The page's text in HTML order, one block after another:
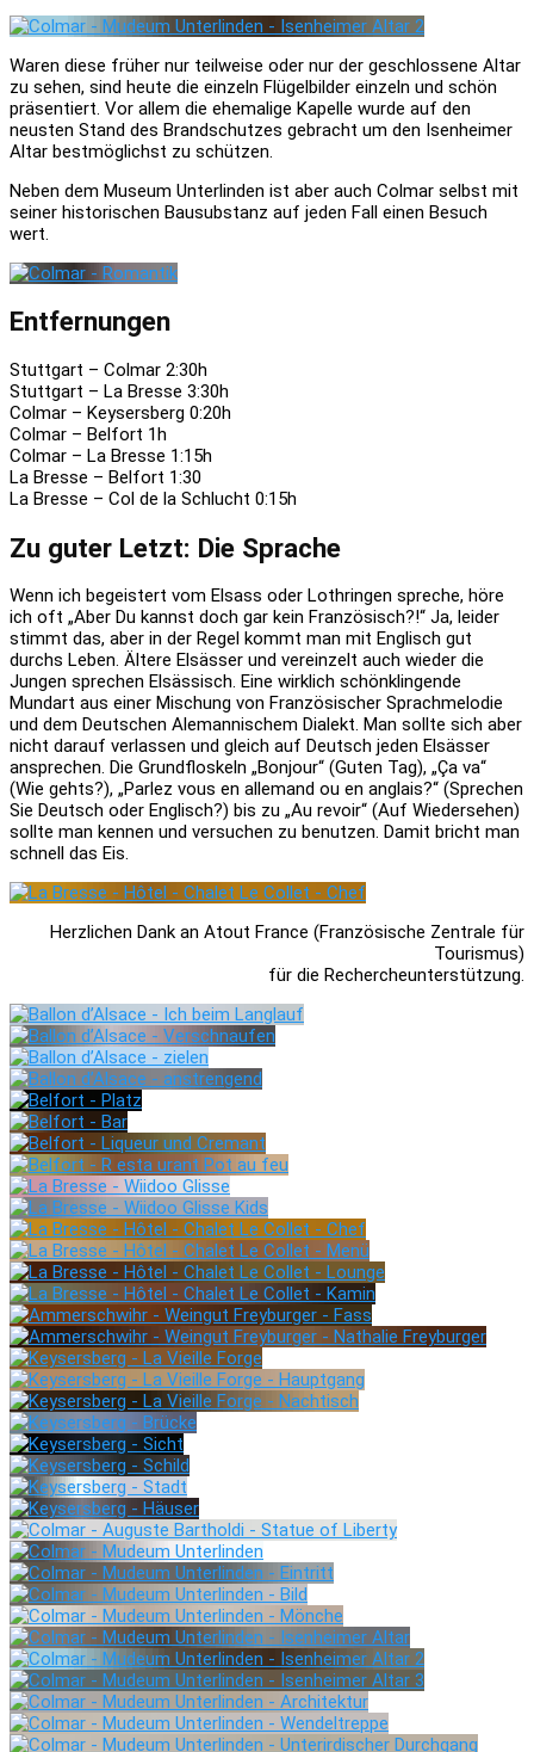
Waren diese früher nur teilweise oder nur der geschlossene Altar
zu sehen, sind heute die einzeln Flügelbilder einzeln und schön
präsentiert. Vor allem die ehemalige Kapelle wurde auf den
neusten Stand des Brandschutzes gebracht um den Isenheimer
Altar bestmöglichst zu schützen.
Neben dem Museum Unterlinden ist aber auch Colmar selbst mit
seiner historischen Bausubstanz auf jeden Fall einen Besuch
wert.
Entfernungen
Stuttgart – Colmar 2:30h
Stuttgart – La Bresse 3:30h
Colmar – Keysersberg 0:20h
Colmar – Belfort 1h
Colmar – La Bresse 1:15h
La Bresse – Belfort 1:30
La Bresse – Col de la Schlucht 0:15h
Zu guter Letzt: Die Sprache
Wenn ich begeistert vom Elsass oder Lothringen spreche, höre
ich oft „Aber Du kannst doch gar kein Französisch?!“ Ja, leider
stimmt das, aber in der Regel kommt man mit Englisch gut
durchs Leben. Ältere Elsässer und vereinzelt auch wieder die
Jungen sprechen Elsässisch. Eine wirklich schönklingende
Mundart aus einer Mischung von Französischer Sprachmelodie
und dem Deutschen Alemannischem Dialekt. Man sollte sich aber
nicht darauf verlassen und gleich auf Deutsch jeden Elsässer
ansprechen. Die Grundfloskeln „Bonjour“ (Guten Tag), „Ça va“
(Wie gehts?), „Parlez vous en allemand ou en anglais?“ (Sprechen
Sie Deutsch oder Englisch?) bis zu „Au revoir“ (Auf Wiedersehen)
sollte man kennen und versuchen zu benutzen. Damit bricht man
schnell das Eis.
Herzlichen Dank an Atout France (Französische Zentrale für
Tourismus)
für die Rechercheunterstützung.